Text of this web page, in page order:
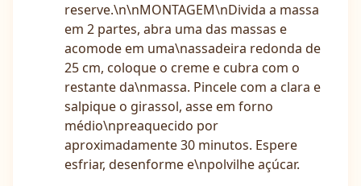
reserve.\n\nMONTAGEM\nDivida a massa
em 2 partes, abra uma das massas e
acomode em uma\nassadeira redonda de
25 cm, coloque o creme e cubra com o
restante da\nmassa. Pincele com a clara e
salpique o girassol, asse em forno
médio\npreaquecido por
aproximadamente 30 minutos. Espere
esfriar, desenforme e\npolvilhe açúcar.